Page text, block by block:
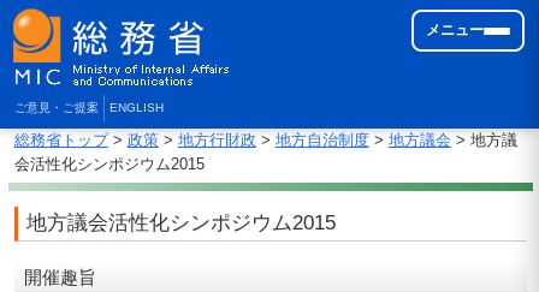
ご意見・ご提案 ENGLISH
メニュー
総務省トップ> 政策> 地方行財政 > 地方自治制度> 地方議会 > 地方議
会活性化シンポジウム2015
地方議会活性化シンポジウム2015
開催趣旨